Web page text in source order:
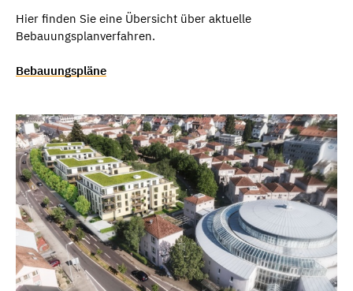
Hier finden Sie eine Übersicht über aktuelle
Bebauungsplanverfahren.
Bebauungspläne